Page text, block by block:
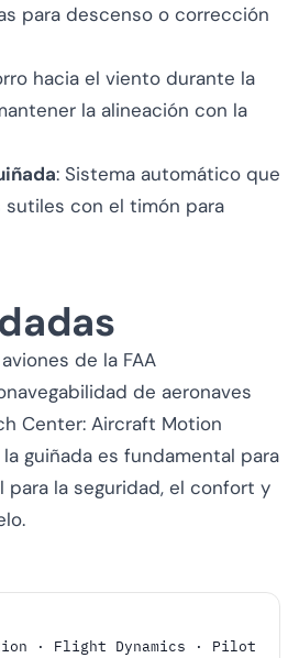
para descenso o corrección
hacia el viento durante la
la alineación con la
: Sistema automático que
sutiles con el timón para
de la FAA
de aeronaves
Center: Aircraft Motion
guiñada es fundamental para
la seguridad, el confort y
· Flight Dynamics · Pilot